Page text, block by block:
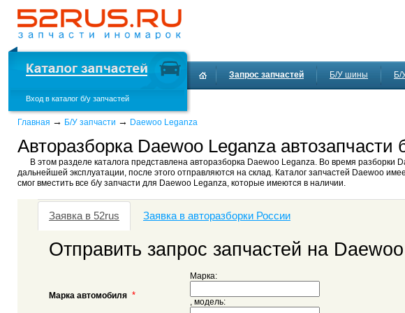
Вход в каталог б/у запчастей
Запрос запчастей Б/У шины Б/
Главная → Б/У запчасти → Daewoo Leganza
Авторазборка Daewoo Leganza автозапчасти
В этом разделе каталога представлена авторазборка Daewoo Leganza. Во время разборки
дальнейшей эксплуатации, после этого отправляются на склад. Каталог запчастей Daewoo
смог вместить все б/у запчасти для Daewoo Leganza, которые имеются в наличии.
Заявка в 52rus Заявка в авторазборки России
Отправить запрос запчастей на
Марка автомобиля *
Марка:
, модель: